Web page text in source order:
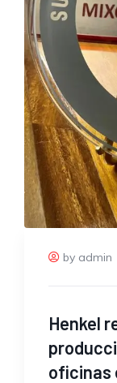
by admin
Henkel
oficinas